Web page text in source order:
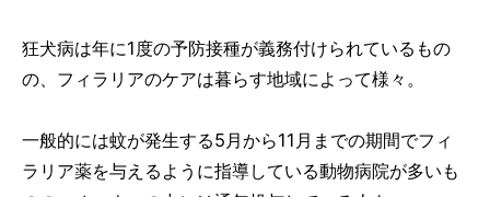
狂犬病は年に1度の予防接種が義務付けられているもの
の、フィラリアのケアは暮らす地域によって様々。
一般的には蚊が発生する5月から11月までの期間でフィ
ラリア薬を与えるように指導している動物病院が多いも